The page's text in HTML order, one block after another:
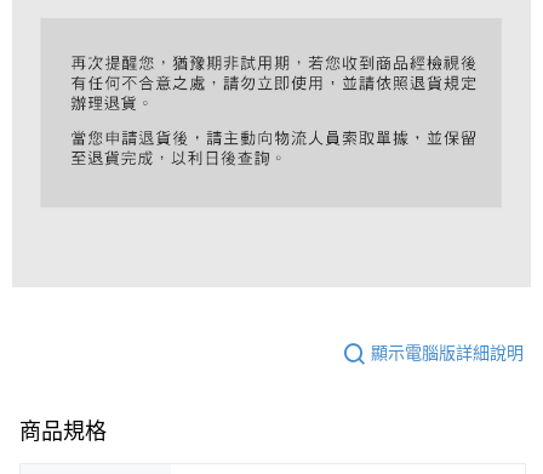
顯示電腦版詳細說明
商品規格